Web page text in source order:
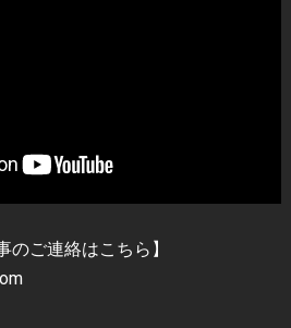
のご連絡はこちら】